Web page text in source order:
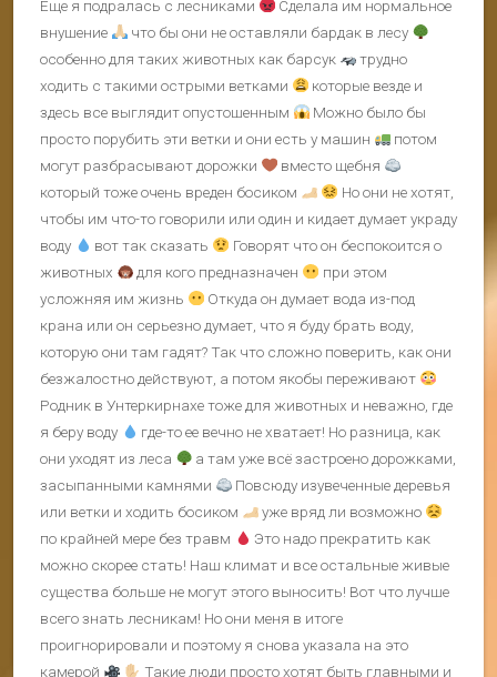
Еще я подралась с лесниками
Сделала им нормальное
внушение
что бы они не оставляли бардак в лесу
особенно для таких животных как барсук
трудно
ходить с такими острыми ветками
которые везде и
здесь все выглядит опустошенным
Можно было бы
просто порубить эти ветки и они есть у машин
потом
могут разбрасывают дорожки
вместо щебня
который тоже очень вреден босиком
Но они не хотят,
чтобы им что-то говорили или один и кидает думает украду
воду
вот так сказать
Говорят что он беспокоится о
животных
для кого предназначен
при этом
усложняя им жизнь
Откуда он думает вода из-под
крана или он серьезно думает, что я буду брать воду,
которую они там гадят? Так что сложно поверить, как они
безжалостно действуют, а потом якобы переживают
Родник в Унтеркирнахе тоже для животных и неважно, где
я беру воду
где-то ее вечно не хватает! Но разница, как
они уходят из леса
а там уже всё застроено дорожками,
засыпанными камнями
Повсюду изувеченные деревья
или ветки и ходить босиком
уже вряд ли возможно
по крайней мере без травм
Это надо прекратить как
можно скорее стать! Наш климат и все остальные живые
существа больше не могут этого выносить! Вот что лучше
всего знать лесникам! Но они меня в итоге
проигнорировали и поэтому я снова указала на это
камерой
Такие люди просто хотят быть главными и